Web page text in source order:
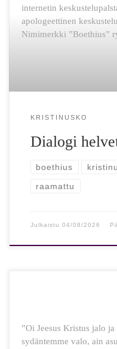
internetin
apologeettinen
Nimimerkki ”Boethius”
KRISTINUSKO
Dialogi
boethius
raamattu
Julkaistu 04/08/2026
”Oi Jeesus Kristus jalo
sydäntemme valo, ain